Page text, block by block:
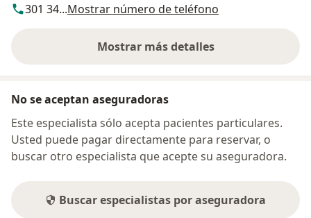
301 34...Mostrar número de teléfono
Mostrar más detalles
sobre la dirección
No se aceptan aseguradoras
Este especialista sólo acepta pacientes particulares.
Usted puede pagar directamente para reservar, o
buscar otro especialista que acepte su aseguradora.
Buscar especialistas por aseguradora